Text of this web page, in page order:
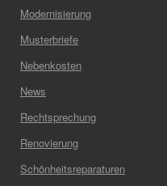
Modernisierung
Musterbriefe
Nebenkosten
News
Rechtsprechung
Renovierung
Schönheitsreparaturen